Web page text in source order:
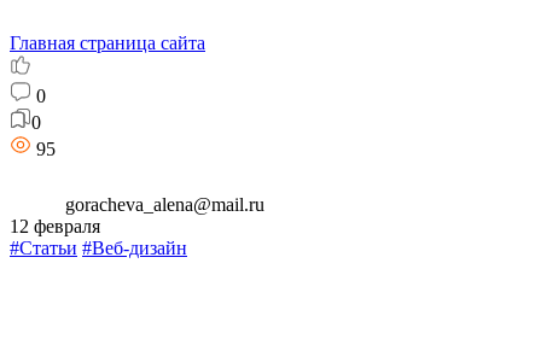
Главная страница сайта
0
0
95
goracheva_alena@mail.ru
12 февраля
#Статьи #Веб-дизайн